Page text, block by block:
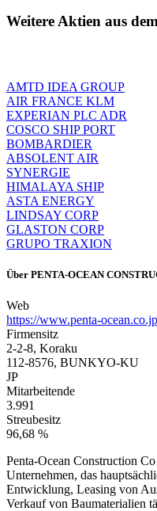
Weitere Aktien aus
AMTD IDEA GROUP
AIR FRANCE KLM
EXPERIAN PLC ADR
COSCO SHIP PORT
BOMBARDIER
ABSOLENT AIR
SYNERGIE
HIMALAYA SHIP
ASTA ENERGY
LINDSAY CORP
GLASTON CORP
GRUPO TRAXION
Über PENTA-OCEAN
Web
https://www.penta-
Firmensitz
2-2-8, Koraku
112-8576, BUNKYO-KU
JP
Mitarbeitende
3.991
Streubesitz
96,68 %
Penta-Ocean Construction
Unternehmen, das
Entwicklung, Leasing von
Verkauf von Baumaterialien